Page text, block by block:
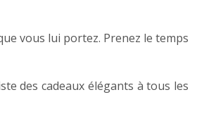
vous lui portez. Prenez le temps
des cadeaux élégants à tous les